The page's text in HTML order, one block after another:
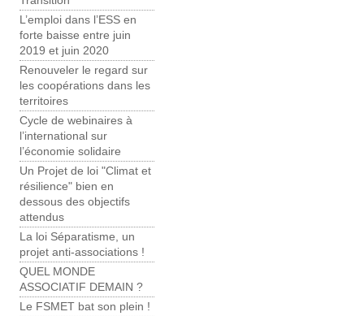
L’emploi dans l’ESS en
forte baisse entre juin
2019 et juin 2020
Renouveler le regard sur
les coopérations dans les
territoires
Cycle de webinaires à
l’international sur
l’économie solidaire
Un Projet de loi "Climat et
résilience" bien en
dessous des objectifs
attendus
La loi Séparatisme, un
projet anti-associations !
QUEL MONDE
ASSOCIATIF DEMAIN ?
Le FSMET bat son plein !